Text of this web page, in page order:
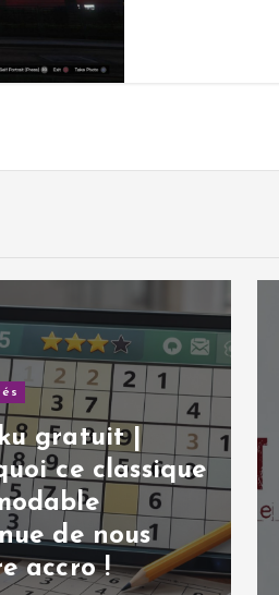
Resident Evil:
| Le
épisode
Code Veronica